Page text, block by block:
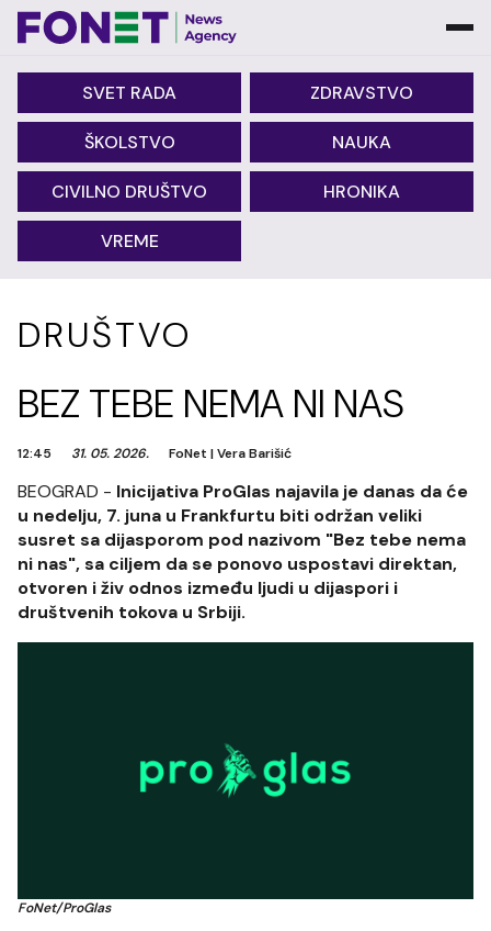
SVET RADA ZDRAVSTVO
ŠKOLSTVO NAUKA
CIVILNO DRUŠTVO HRONIKA
VREME
DRUŠTVO
BEZ TEBE NEMA NI NAS
12:45 31. 05. 2026. FoNet |Vera Barišić
BEOGRAD - Inicijativa ProGlas najavila je danas da će
u nedelju, 7. juna u Frankfurtu biti održan veliki
susret sa dijasporom pod nazivom "Bez tebe nema
ni nas", sa ciljem da se ponovo uspostavi direktan,
otvoren i živ odnos između ljudi u dijaspori i
društvenih tokova u Srbiji.
FoNet/ProGlas